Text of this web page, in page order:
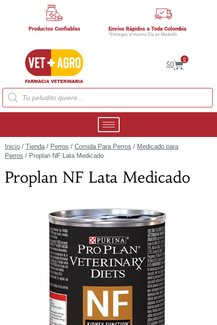
Productos Confiables Envíos Rápidos a Toda Colombia
*Entregas el mismo Día en Medellín
$0
0
Inicio / Tienda/ Perros / Comida Para Perros / Medicado para
Perros / Proplan NF Lata Medicado
Proplan NF Lata Medicado